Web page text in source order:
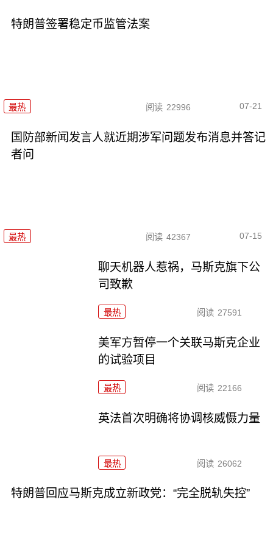
特朗普签署稳定币监管法案
最热 阅读 22996 07-21
国防部新闻发言人就近期涉军问题发布消息并答记
者问
最热 阅读 42367 07-15
聊天机器人惹祸，马斯克旗下公
司致歉
最热 阅读 27591
美军方暂停一个关联马斯克企业
的试验项目
最热 阅读 22166
英法首次明确将协调核威慑力量
最热 阅读 26062
特朗普回应马斯克成立新政党：“完全脱轨失控”